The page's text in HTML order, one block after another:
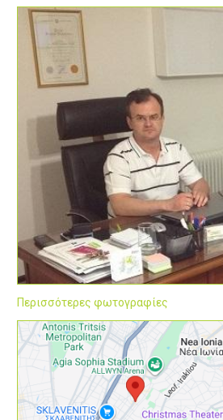
Περισσότερες φωτογραφίες